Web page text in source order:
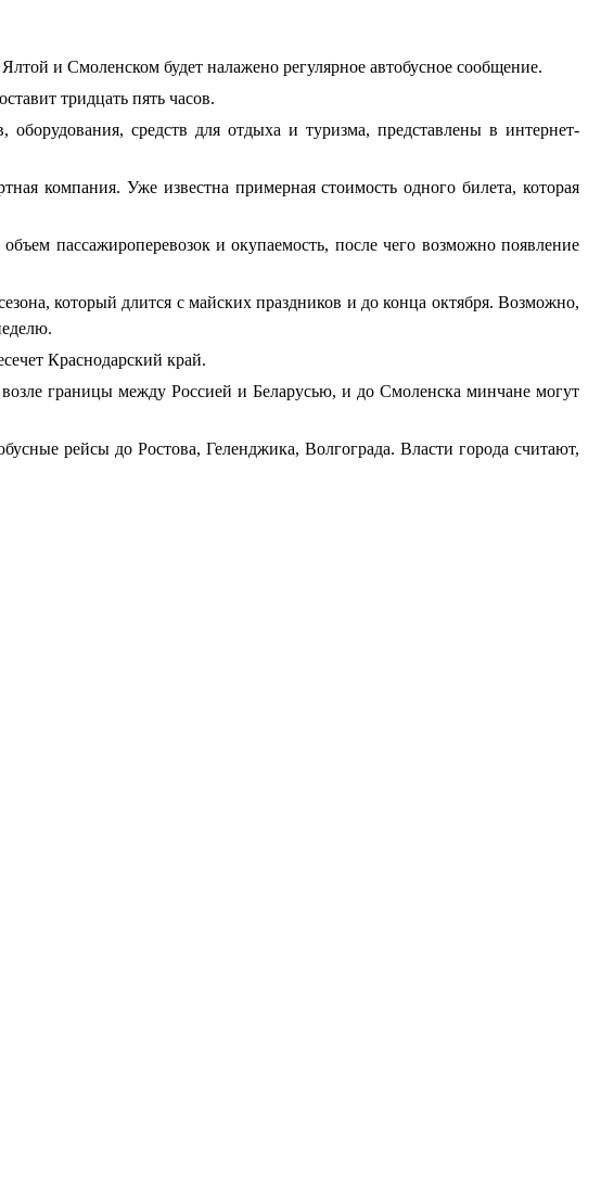
и Смоленском будет налажено регулярное автобусное сообщение.
тридцать пять часов.
средств для отдыха и туризма, представлены в интернет-
компания. Уже известна примерная стоимость одного билета, которая
пассажироперевозок и окупаемость, после чего возможно появление
который длится с майских праздников и до конца октября. Возможно,
Краснодарский край.
границы между Россией и Беларусью, и до Смоленска минчане могут
рейсы до Ростова, Геленджика, Волгограда. Власти города считают,